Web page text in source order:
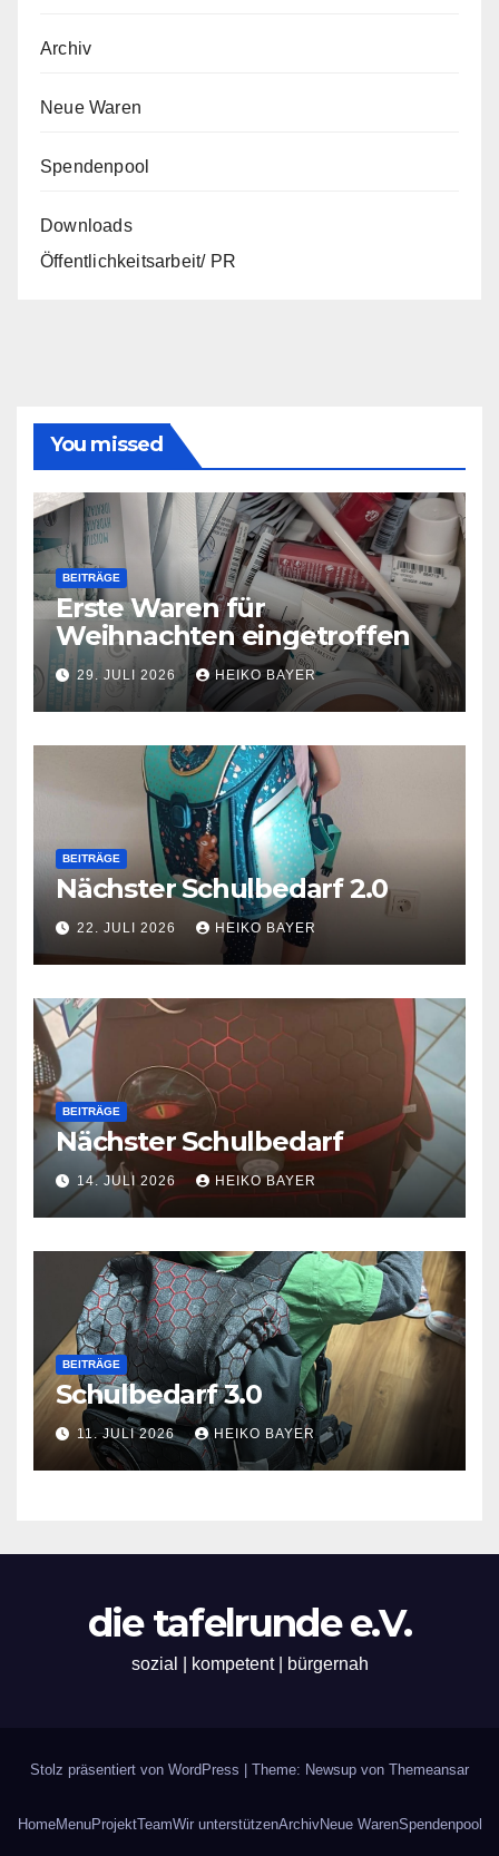
Archiv
Neue Waren
Spendenpool
Downloads
Öffentlichkeitsarbeit/ PR
You missed
BEITRÄGE
Erste Waren für
Weihnachten eingetroffen
29. JULI 2026 HEIKO BAYER
BEITRÄGE
Nächster Schulbedarf 2.0
22. JULI 2026 HEIKO BAYER
BEITRÄGE
Nächster Schulbedarf
14. JULI 2026 HEIKO BAYER
BEITRÄGE
Schulbedarf 3.0
11. JULI 2026 HEIKO BAYER
die tafelrunde e.V.
sozial | kompetent | bürgernah
Stolz präsentiert von WordPress Theme: Newsup von Themeansar
HomeMenuProjektTeamWir unterstützenArchivNeue WarenSpendenpool